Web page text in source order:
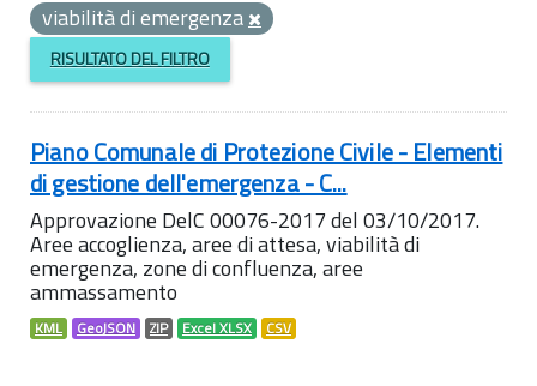
viabilità di emergenza
RISULTATO DEL FILTRO
Piano Comunale di Protezione Civile - Elementi
di gestione dell'emergenza - C...
Approvazione DelC 00076-2017 del 03/10/2017.
Aree accoglienza, aree di attesa, viabilità di
emergenza, zone di confluenza, aree
ammassamento
KML GeoJSON ZIP Excel XLSX CSV